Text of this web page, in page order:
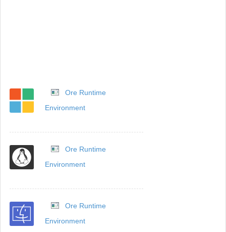
Ore Runtime
Environment
Ore Runtime
Environment
Ore Runtime
Environment